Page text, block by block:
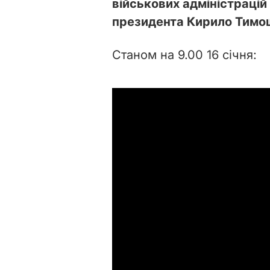
військових адміністрацій
президента Кирило
Станом на 9.00 16 січня: